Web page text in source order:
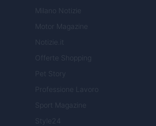
Milano Notizie
Motor Magazine
Notizie.it
Offerte Shopping
Pet Story
Professione Lavoro
Sport Magazine
Style24